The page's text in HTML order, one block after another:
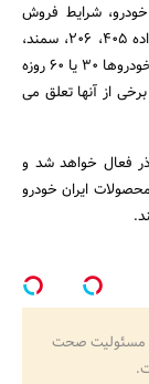
شرایط فروش
مذکور با قیمت مصوب و قطعی بوده و خودروهای خانواده 405، 206، سمند،
رانا، تندر، دنا و سوزوکی را شامل می شود. موعد تحویل خودروها 30 یا 60 روزه
از آنها تعلق می
فروش مذکور اینترنتی بوده و از روز شنبه 13 آذر فعال خواهد شد و
ایران خودرو
مسئولیت صحت